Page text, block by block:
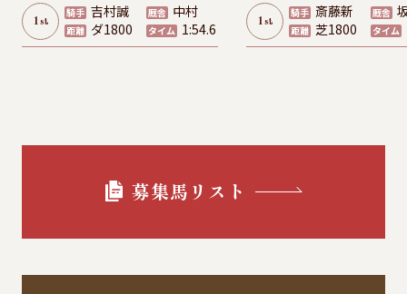
1 st
騎手 吉村誠 厩舎 中村
距離 ダ1800 タイム 1:54.6 1 st
騎手 斎藤新 厩舎
距離 芝1800 タイム
募集馬リスト